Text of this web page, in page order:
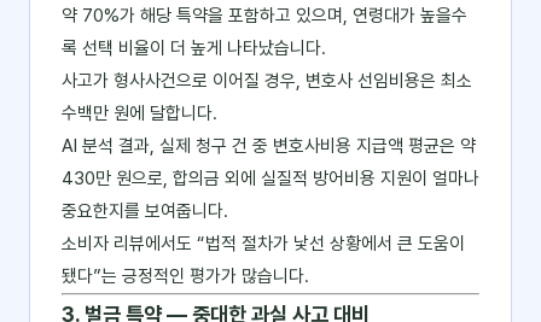
약 70%가 해당 특약을 포함하고 있으며, 연령대가 높을수
록 선택 비율이 더 높게 나타났습니다.
사고가 형사사건으로 이어질 경우, 변호사 선임비용은 최소
수백만 원에 달합니다.
AI 분석 결과, 실제 청구 건 중 변호사비용 지급액 평균은 약
430만 원으로, 합의금 외에 실질적 방어비용 지원이 얼마나
중요한지를 보여줍니다.
소비자 리뷰에서도 “법적 절차가 낯선 상황에서 큰 도움이
됐다”는 긍정적인 평가가 많습니다.
3. 벌금 특약 ― 중대한 과실 사고 대비